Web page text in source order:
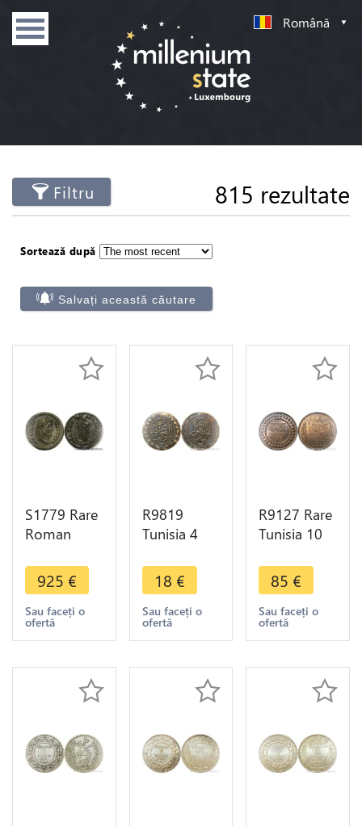
Română
Filtru 815 rezultate
Sortează după
Salvați această căutare
S1779 Rare
Roman
Constantius
Caesar
Diocletian
Carthago
Silver
925 €
Sau faceți o
ofertă
R9819
Tunisia 4
Abdulaziz
Muhammad
III AH 1281
1865 ->
18 €
Sau faceți o
ofertă
R9127 Rare
Tunisia 10
Muhammad
al-Hadi Bey
1904 A
Paris PCGS
85 €
Sau faceți o
ofertă